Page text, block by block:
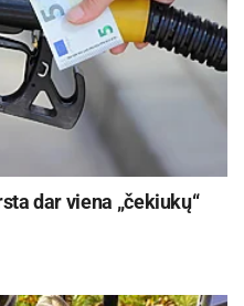
dar viena „čekiukų“